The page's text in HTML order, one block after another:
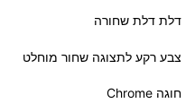
דלת דלת שחורה
צבע רקע לתצוגה שחור מוחלט
חוגה Chrome